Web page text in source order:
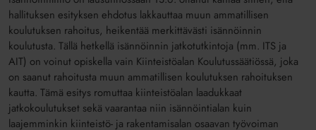
hallituksen esityksen ehdotus lakkauttaa muun ammatillisen
koulutuksen rahoitus, heikentää merkittävästi isännöinnin
koulutusta. Tällä hetkellä isännöinnin jatkotutkintoja (mm. ITS ja
AIT) on voinut opiskella vain Kiinteistöalan Koulutussäätiössä, joka
on saanut rahoitusta muun ammatillisen koulutuksen rahoituksen
kautta. Tämä esitys romuttaa kiinteistöalan laadukkaat
jatkokoulutukset sekä vaarantaa niin isännöintialan kuin
laajemminkin kiinteistö- ja rakentamisalan osaavan työvoiman